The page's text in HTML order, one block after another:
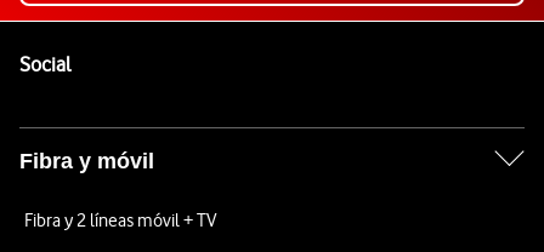
SocialEnlaces a las redes sociales de Vodafone
Fibra y móvil
Fibra y 2 líneas móvil + TV